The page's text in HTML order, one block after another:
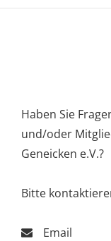
Haben Sie
und/oder
Geneicken e.V.?
Bitte
Email